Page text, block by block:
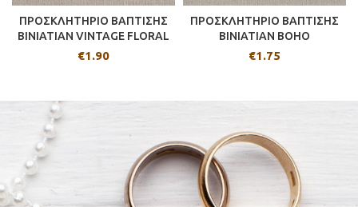
ΠΡΟΣΚΛΗΤΗΡΙΟ ΒΑΠΤΙΣΗΣ
BINIATIAN VINTAGE FLORAL
€1.90
ΠΡΟΣΚΛΗΤΗΡΙΟ ΒΑΠΤΙΣΗΣ
BINIATIAN BOHO
€1.75